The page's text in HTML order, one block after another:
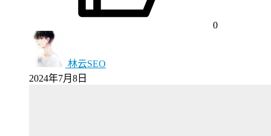
0
林云SEO
2024年7月8日